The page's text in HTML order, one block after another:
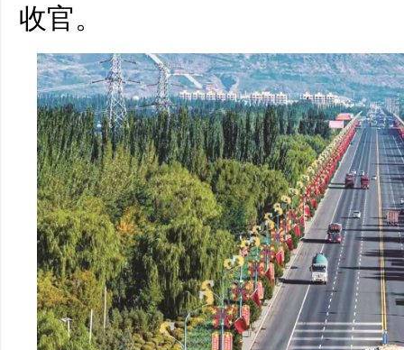
收官。